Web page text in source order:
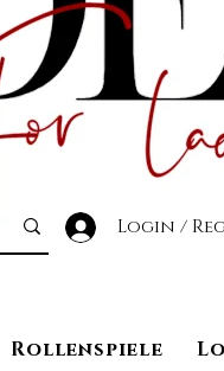
Login /
Rollenspiele